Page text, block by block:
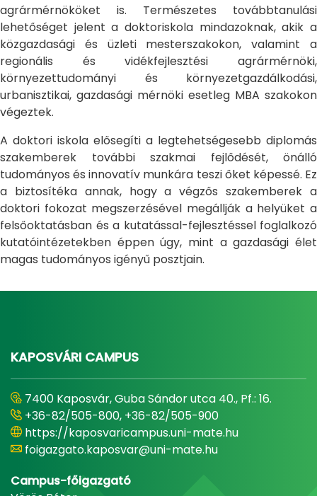
agrármérnököket is. Természetes továbbtanulási
lehetőséget jelent a doktoriskola mindazoknak, akik a
közgazdasági és üzleti mesterszakokon, valamint a
regionális és vidékfejlesztési agrármérnöki,
környezettudományi és környezetgazdálkodási,
urbanisztikai, gazdasági mérnöki esetleg MBA szakokon
végeztek.
A doktori iskola elősegíti a legtehetségesebb diplomás
szakemberek további szakmai fejlődését, önálló
tudományos és innovatív munkára teszi őket képessé. Ez
a biztosítéka annak, hogy a végzős szakemberek a
doktori fokozat megszerzésével megállják a helyüket a
felsőoktatásban és a kutatással-fejlesztéssel foglalkozó
kutatóintézetekben éppen úgy, mint a gazdasági élet
magas tudományos igényű posztjain.
KAPOSVÁRI CAMPUS
7400 Kaposvár, Guba Sándor utca 40., Pf.: 16.
+36-82/505-800, +36-82/505-900
https://kaposvaricampus.uni-mate.hu
foigazgato.kaposvar@uni-mate.hu
Campus-főigazgató